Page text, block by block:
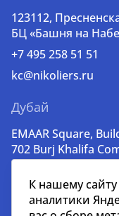
123112,
БЦ «Башня на
+7 495 258 51 51
kc@nikoliers.ru
Дубай
EMAAR Square,
702 Burj Khalifa
lead@nikoliers-
К нашему
аналитики